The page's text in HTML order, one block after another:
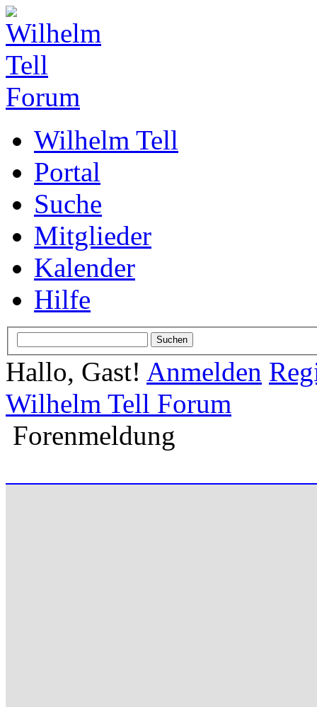
Wilhelm Tell
Portal
Suche
Mitglieder
Kalender
Hilfe
Hallo, Gast! Anmelden
Wilhelm Tell Forum
Forenmeldung